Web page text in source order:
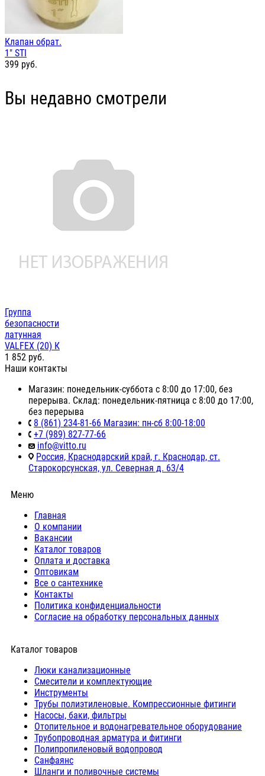
Клапан обрат.
1" STI
399 руб.
Вы недавно смотрели
Группа
безопасности
латунная
VALFEX (20) К
1 852 руб.
Наши контакты
Магазин: понедельник-суббота с 8:00 до 17:00, без
перерыва. Склад: понедельник-пятница с 8:00 до 17:00,
без перерыва
8 (861) 234-81-66 Магазин: пн-сб 8:00-18:00
+7 (989) 827-77-66
info@vitto.ru
Россия, Краснодарский край, г. Краснодар, ст.
Старокорсунская, ул. Северная д. 63/4
Меню
Главная
О компании
Вакансии
Каталог товаров
Оплата и доставка
Оптовикам
Все о сантехнике
Контакты
Политика конфиденциальности
Согласие на обработку персональных данных
Каталог товаров
Люки канализационные
Cмесители и комплектующие
Инструменты
Трубы полиэтиленовые. Компрессионные фитинги
Насосы, баки, фильтры
Отопительное и водонагревательное оборудование
Трубопроводная арматура и фитинги
Полипропиленовый водопровод
Санфаянс
Шланги и поливочные системы